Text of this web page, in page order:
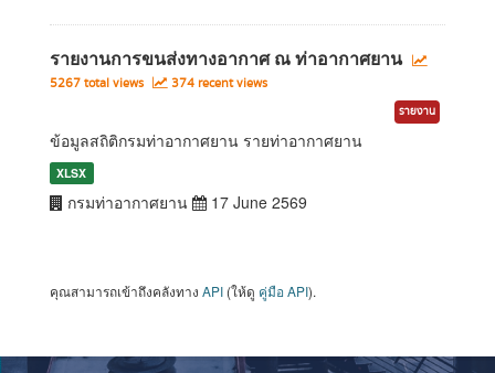
รายงานการขนส่งทางอากาศ ณ ท่าอากาศยาน
5267 total views 374 recent views
รายงาน
ข้อมูลสถิติกรมท่าอากาศยาน รายท่าอากาศยาน
XLSX
กรมท่าอากาศยาน 17 June 2569
คุณสามารถเข้าถึงคลังทาง API (ให้ดู คู่มือ API).